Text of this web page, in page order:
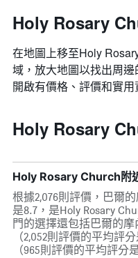
Holy Rosary
在地圖上移至Holy
域，放大地圖以找出周
開啟有價格、評價和實用
Holy Rosary
Holy Rosary Church附
根據2,076則評價，巴爾
是8.7，是Holy Rosary
門的選擇還包括巴爾的
（2,052則評價的平均評
（965則評價的平均評分